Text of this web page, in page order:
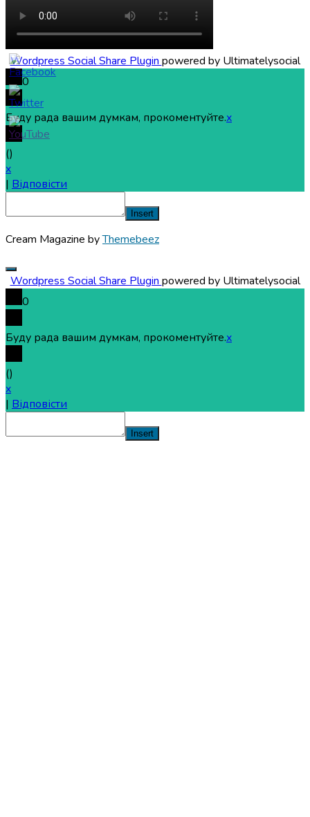
Wordpress Social Share Plugin powered by Ultimatelysocial
0
Буду рада вашим думкам, прокоментуйте.x
()
x
| Відповісти
Insert
Cream Magazine byThemebeez
Wordpress Social Share Plugin powered by Ultimatelysocial
0
Буду рада вашим думкам, прокоментуйте.x
()
x
| Відповісти
Insert